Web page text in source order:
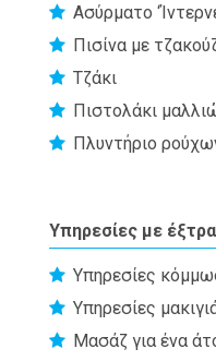
Ασύρματο
Πισίνα με
Τζάκι
Πιστολάκι
Πλυντήριο
Υπηρεσίες με
Υπηρεσίες
Yπηρεσίες
Μασάζ για ένα